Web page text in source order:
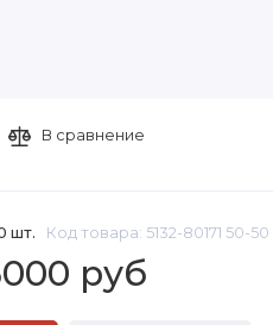
шт. Код товара: 5132-80171 50-
руб
В сравнение